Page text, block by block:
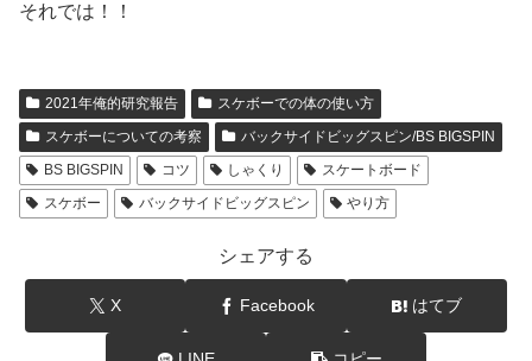
それでは！！
2021年俺的研究報告
スケボーでの体の使い方
スケボーについての考察
バックサイドビッグスピン/BS BIGSPIN
BS BIGSPIN
コツ しゃくり
スケートボード
スケボー
バックサイドビッグスピン やり方
シェアする
X Facebook はてブ